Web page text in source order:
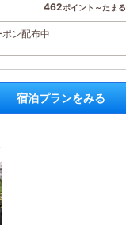
462ポイント～たまる
ポン配布中
宿泊プランをみる